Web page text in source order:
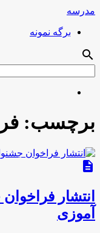
مدرسه
برگه نمونه
search
برچسب:
description
انتشار
آموزی